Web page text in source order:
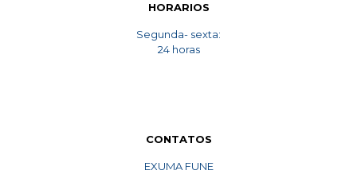
HORARIOS
Segunda- sexta:
24 horas
CONTATOS
EXUMA FUNE